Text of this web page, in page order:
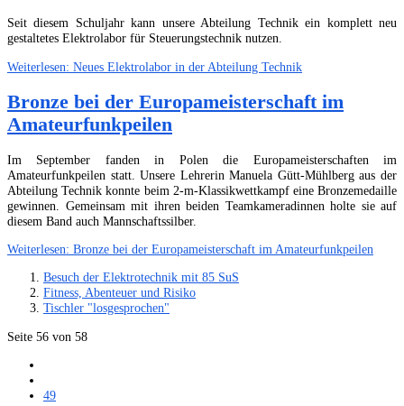
Seit diesem Schuljahr kann unsere Abteilung Technik ein komplett neu
gestaltetes Elektrolabor für Steuerungstechnik nutzen.
Weiterlesen: Neues Elektrolabor in der Abteilung Technik
Bronze bei der Europameisterschaft im
Amateurfunkpeilen
Im September fanden in Polen die Europameisterschaften im
Amateurfunkpeilen statt. Unsere Lehrerin Manuela Gütt-Mühlberg aus der
Abteilung Technik konnte beim 2-m-Klassikwettkampf eine Bronzemedaille
gewinnen. Gemeinsam mit ihren beiden Teamkameradinnen holte sie auf
diesem Band auch Mannschaftssilber.
Weiterlesen: Bronze bei der Europameisterschaft im Amateurfunkpeilen
Besuch der Elektrotechnik mit 85 SuS
Fitness, Abenteuer und Risiko
Tischler "losgesprochen"
Seite 56 von 58
49